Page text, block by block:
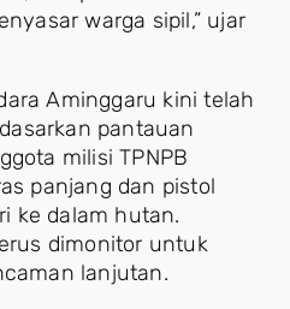
warga sipil,” ujar
Aminggaru kini telah
pantauan
milisi TPNPB
panjang dan pistol
ke dalam hutan.
dimonitor untuk
lanjutan.